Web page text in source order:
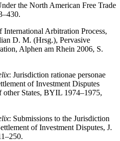
the North American Free Trade
International Arbitration Process,
D. M. (Hrsg.), Pervasive
Alphen am Rhein 2006, S.
: Jurisdiction rationae personae
of Investment Disputes
other States, BYIL 1974–1975,
: Submissions to the Jurisdiction
of Investment Disputes, J.